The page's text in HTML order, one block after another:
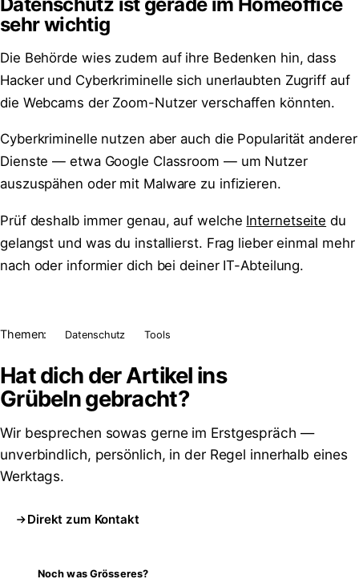
Datenschutz ist gerade im Homeoffice
sehr wichtig
Die Behörde wies zudem auf ihre Bedenken hin, dass
Hacker und Cyberkriminelle sich unerlaubten Zugriff auf
die Webcams der Zoom-Nutzer verschaffen könnten.
Cyberkriminelle nutzen aber auch die Popularität anderer
Dienste — etwa Google Classroom — um Nutzer
auszuspähen oder mit Malware zu infizieren.
Prüf deshalb immer genau, auf welche Internetseite du
gelangst und was du installierst. Frag lieber einmal mehr
nach oder informier dich bei deiner IT-Abteilung.
Themen: Datenschutz Tools
Hat dich der Artikel ins
Grübelngebracht?
Wir besprechen sowas gerne im Erstgespräch —
unverbindlich, persönlich, in der Regel innerhalb eines
Werktags.
Direkt zum Kontakt
Noch was Grösseres?